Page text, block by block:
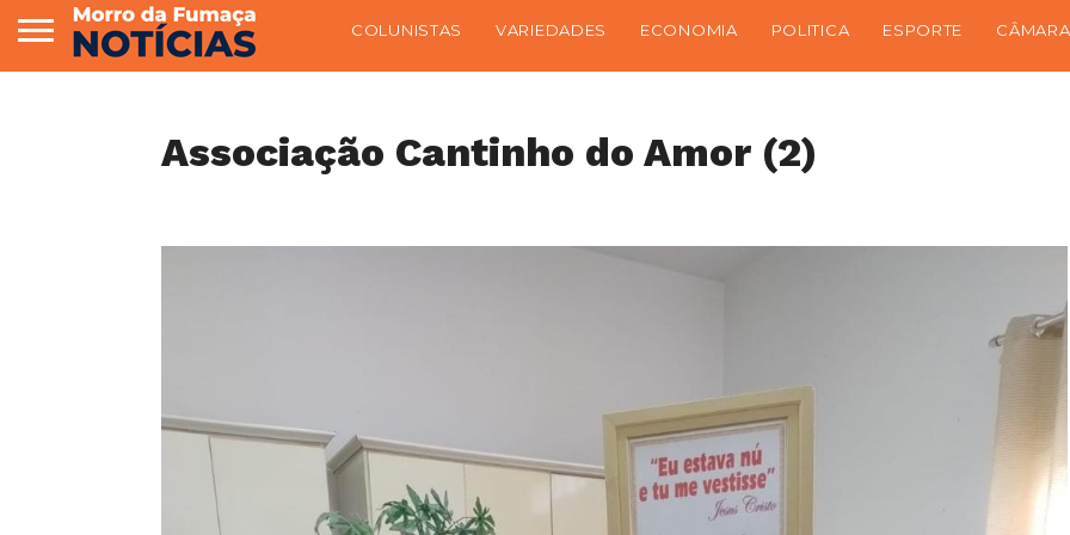
COLUNISTAS VARIEDADES ECONOMIA POLITICA ESPORTE
Associação Cantinho do Amor (2)